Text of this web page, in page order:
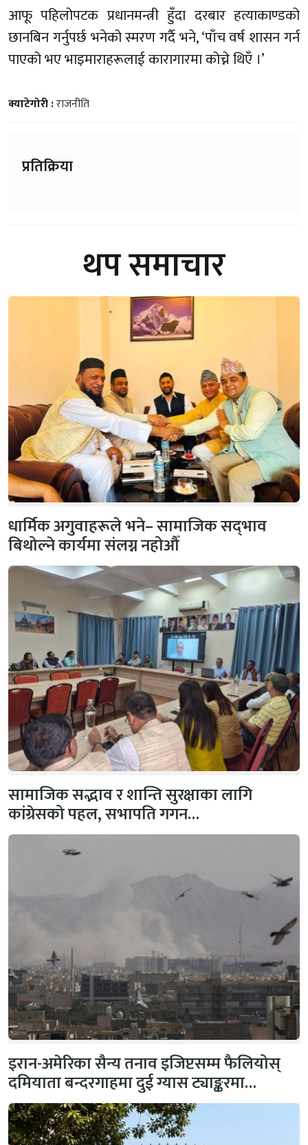
आफू पहिलोपटक प्रधानमन्त्री हुँदा दरबार हत्याकाण्डको
छानबिन गर्नुपर्छ भनेको स्मरण गर्दै भने, ‘पाँच वर्ष शासन गर्न
पाएको भए भाइमाराहरूलाई कारागारमा कोच्ने थिएँ ।’
क्याटेगोरी :राजनीति
प्रतिक्रिया
थप समाचार
धार्मिक अगुवाहरूले भने– सामाजिक सद्‌भाव
बिथोल्ने कार्यमा संलग्न नहोऔँ
सामाजिक सद्भाव र शान्ति सुरक्षाका लागि
कांग्रेसको पहल, सभापति गगन…
इरान-अमेरिका सैन्य तनाव इजिप्टसम्म फैलियोस्
दमियाता बन्दरगाहमा दुई ग्यास ट्याङ्करमा…